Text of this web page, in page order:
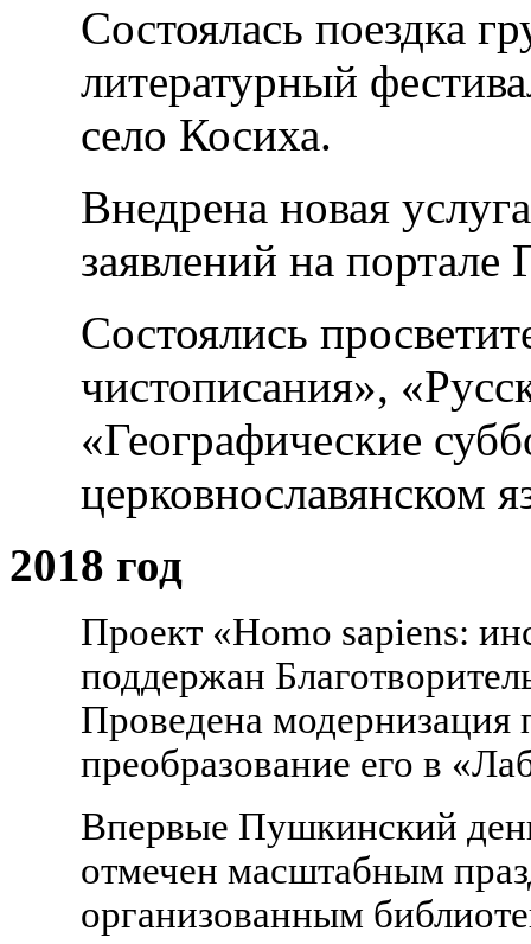
Состоялась поездка
литературный
село Косиха.
Внедрена новая
заявлений на портале
Состоялись
чистописания»,
«Географические
церковнославянском
2018 год
Проект «Homo sapiens:
поддержан
Проведена модернизация
преобразование его в
Впервые Пушкинский
отмечен масштабным
организованным